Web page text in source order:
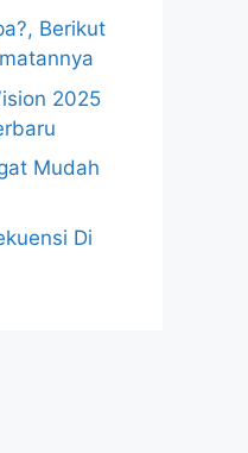
Berikut
2025
Mudah
Di